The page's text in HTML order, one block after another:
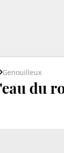
Genouilleux
du